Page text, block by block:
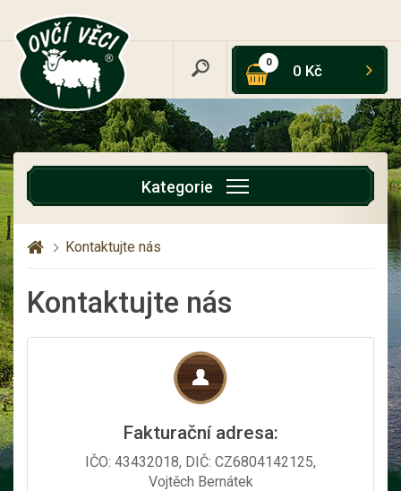
0 0 Kč
Kategorie
Kontaktujte nás
Kontaktujte nás
Fakturační adresa:
IČO: 43432018, DIČ: CZ6804142125,
Vojtěch Bernátek